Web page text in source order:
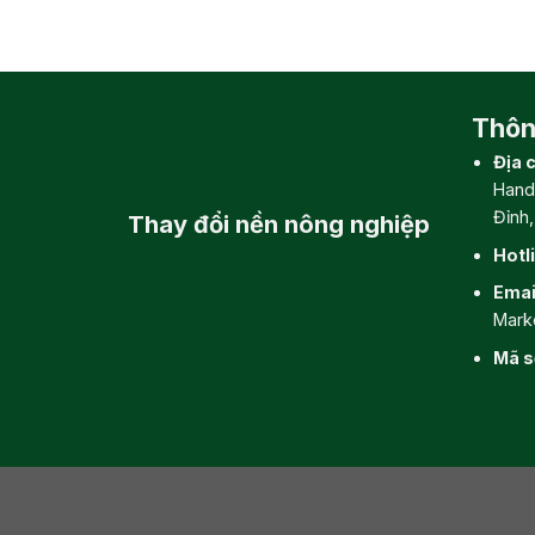
Thay đổi nền nông nghiệp
Địa
Mã